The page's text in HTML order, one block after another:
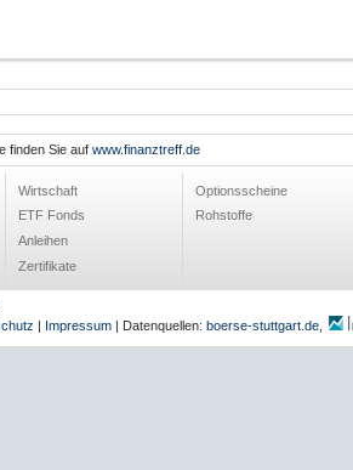
finden Sie auf www.finanztreff.de
Wirtschaft
ETF Fonds
Anleihen
Zertifikate
Optionsscheine
Rohstoffe
Impressum | Datenquellen: boerse-stuttgart.de,